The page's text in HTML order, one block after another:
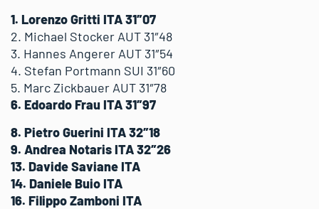
1. Lorenzo Gritti ITA 31″07
2. Michael Stocker AUT 31″48
3. Hannes Angerer AUT 31″54
4. Stefan Portmann SUI 31″60
5. Marc Zickbauer AUT 31″78
6. Edoardo Frau ITA 31″97
8. Pietro Guerini ITA 32″18
9. Andrea Notaris ITA 32″26
13. Davide Saviane ITA
14. Daniele Buio ITA
16. Filippo Zamboni ITA